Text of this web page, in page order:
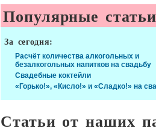
Популярные статьи
За сегодня:
Расчёт количества алкогольных и
безалкогольных напитков на свадьбу
Свадебные коктейли
«Горько!», «Кисло!» и «Сладко!» на
Статьи от наших